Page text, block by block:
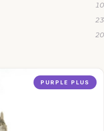
10
23
20
PURPLE PLUS